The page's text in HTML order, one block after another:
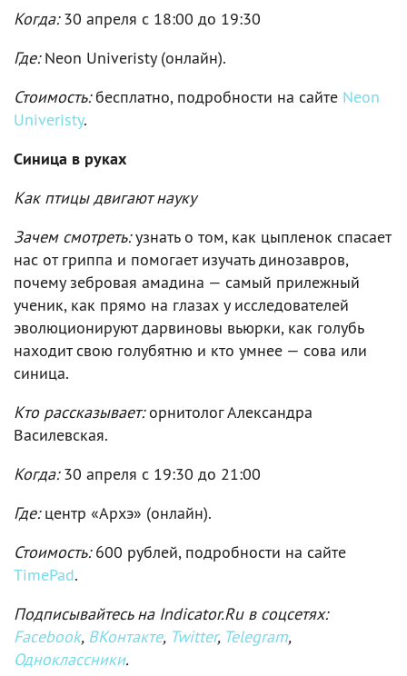
Когда:30 апреля c 18:00 до 19:30
Где:Neon Univeristy (онлайн).
Стоимость:бесплатно, подробности на сайте Neon
Univeristy.
Синица в руках
Как птицы двигают науку
Зачем смотреть:узнать о том, как цыпленок спасает
нас от гриппа и помогает изучать динозавров,
почему зебровая амадина — самый прилежный
ученик, как прямо на глазах у исследователей
эволюционируют дарвиновы вьюрки, как голубь
находит свою голубятню и кто умнее — сова или
синица.
Кто рассказывает:орнитолог Александра
Василевская.
Когда:30 апреля c 19:30 до 21:00
Где:центр «Архэ» (онлайн).
Стоимость:600 рублей, подробности на сайте
TimePad.
Подписывайтесь на Indicator.Ru в соцсетях:
Facebook, ВКонтакте, Twitter, Telegram,
Одноклассники.